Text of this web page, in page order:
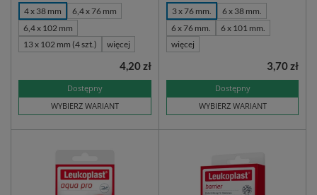
4 x 38 mm
6,4 x 76 mm
6,4 x 102 mm
13 x 102 mm (4 szt.)
więcej
Dostępny
WYBIERZ WARIANT
4,20 zł
3 x 76 mm.
6 x 38 mm.
6 x 76 mm.
6 x 101 mm.
więcej
Dostępny
WYBIERZ WARIANT
3,70 zł